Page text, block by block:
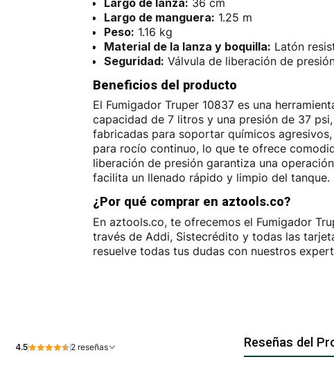
Largo de manguera: 1.25 m
Peso: 1.16 kg
Material de la lanza y boquilla: Latón
Seguridad: Válvula de liberación de
Beneficios del producto
El Fumigador Truper 10837 es una
capacidad de 7 litros y una presión de 37
fabricadas para soportar químicos
para rocío continuo, lo que te ofrece
liberación de presión garantiza una
facilita un llenado rápido y limpio del tanque.
¿Por qué comprar en aztools.co?
En aztools.co, te ofrecemos el Fumigador
través de Addi, Sistecrédito y todas las
resuelve todas tus dudas con nuestros
Reseñas del
4.5 2 reseñas